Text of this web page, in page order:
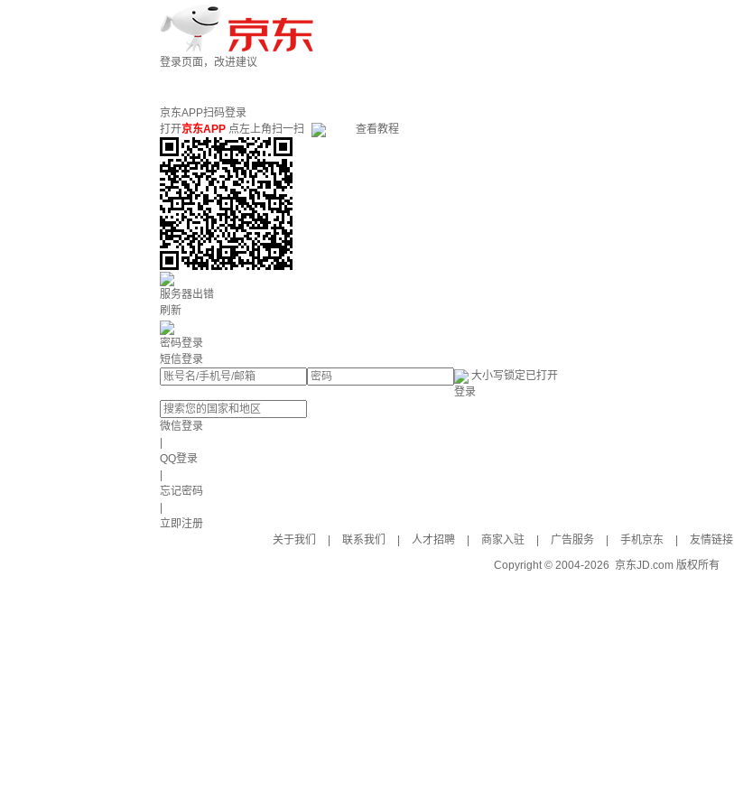
登录页面，改进建议
京东APP扫码登录
打开京东APP 点左上角扫一扫 查看教程
服务器出错
刷新
密码登录
短信登录
大小写锁定已打开
登录
微信登录
QQ登录
忘记密码
立即注册
关于我们
联系我们 人才招聘 商家入驻 广告服务 手机京东 友情链接
Copyright © 2004-2026 京东JD.com 版权所有